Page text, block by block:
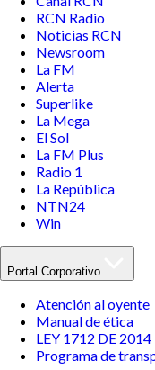
RCN Radio
Noticias RCN
Newsroom
La FM
Alerta
Superlike
La Mega
El Sol
La FM Plus
Radio 1
La República
NTN24
Win
Portal Corporativo
Atención al oyente
Manual de ética
LEY 1712 DE 2014
Programa de